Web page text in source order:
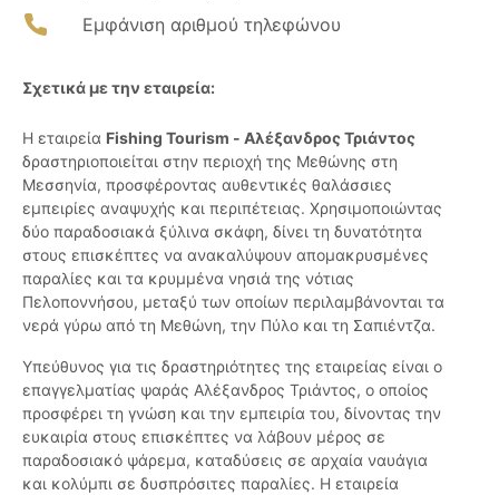
Εμφάνιση αριθμού τηλεφώνου
Σχετικά με την εταιρεία:
Η εταιρεία Fishing Tourism - Αλέξανδρος Τριάντος
δραστηριοποιείται στην περιοχή της Μεθώνης στη
Μεσσηνία, προσφέροντας αυθεντικές θαλάσσιες
εμπειρίες αναψυχής και περιπέτειας. Χρησιμοποιώντας
δύο παραδοσιακά ξύλινα σκάφη, δίνει τη δυνατότητα
στους επισκέπτες να ανακαλύψουν απομακρυσμένες
παραλίες και τα κρυμμένα νησιά της νότιας
Πελοποννήσου, μεταξύ των οποίων περιλαμβάνονται τα
νερά γύρω από τη Μεθώνη, την Πύλο και τη Σαπιέντζα.
Υπεύθυνος για τις δραστηριότητες της εταιρείας είναι ο
επαγγελματίας ψαράς Αλέξανδρος Τριάντος, ο οποίος
προσφέρει τη γνώση και την εμπειρία του, δίνοντας την
ευκαιρία στους επισκέπτες να λάβουν μέρος σε
παραδοσιακό ψάρεμα, καταδύσεις σε αρχαία ναυάγια
και κολύμπι σε δυσπρόσιτες παραλίες. Η εταιρεία